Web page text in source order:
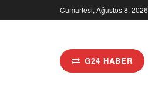
Cumartesi, Ağustos 8, 2026
G24 HABER